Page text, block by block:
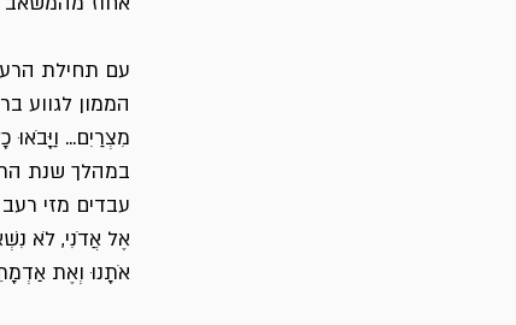
עם תחילת
הממון לגווע
מִצְרַיִם...
במהלך שנת
עבדים מזי
אֶל אֲדֹנִי, לֹא
אֹתָנוּ וְאֶת